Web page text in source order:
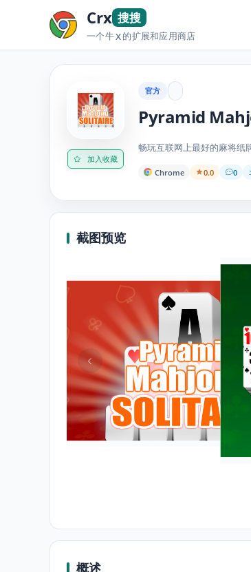
Crx 搜搜
一个牛X的扩展和应用商店
加入收藏
官方
Pyramid
畅玩互联网上最好的麻将纸
Chrome 0.0 0
截图预览
概述